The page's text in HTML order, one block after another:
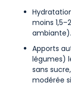
moins
ambiante).
Apports
légumes)
sans
modérée